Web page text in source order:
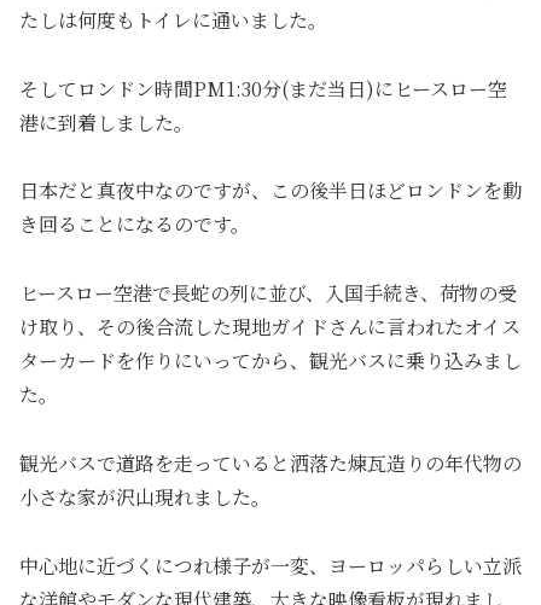
たしは何度もトイレに通いました。
そしてロンドン時間PM1:30分(まだ当日)にヒースロー空
港に到着しました。
日本だと真夜中なのですが、この後半日ほどロンドンを動
き回ることになるのです。
ヒースロー空港で長蛇の列に並び、入国手続き、荷物の受
け取り、その後合流した現地ガイドさんに言われたオイス
ターカードを作りにいってから、観光バスに乗り込みまし
た。
観光バスで道路を走っていると洒落た煉瓦造りの年代物の
小さな家が沢山現れました。
中心地に近づくにつれ様子が一変、ヨーロッパらしい立派
な洋館やモダンな現代建築、大きな映像看板が現れまし